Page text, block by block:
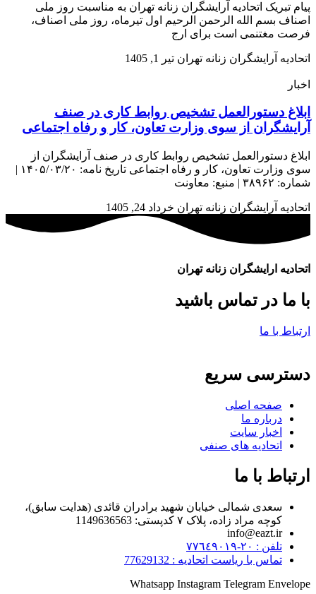
پیام تبریک اتحادیه آرایشگران زنانه تهران به مناسبت روز ملی
اصناف بسم الله الرحمن الرحیم اول تیرماه، روز ملی اصناف،
فرصت مغتنمی است برای ارج
اتحادیه آرایشگران زنانه تهران تیر 1, 1405
اخبار
ابلاغ دستورالعمل تشخیص روابط کاری در صنف
آرایشگران از سوی وزارت تعاون، کار و رفاه اجتماعی
ابلاغ دستورالعمل تشخیص روابط کاری در صنف آرایشگران از
سوی وزارت تعاون، کار و رفاه اجتماعی تاریخ نامه: ۱۴۰۵/۰۳/۲۰ |
شماره: ۳۸۹۶۲ | منبع: معاونت
اتحادیه آرایشگران زنانه تهران خرداد 24, 1405
اتحادیه ارایشگران زنانه تهران
با ما در تماس باشید
ارتباط با ما
دسترسی سریع
صفحه اصلی
درباره ما
اخبار سایت
اتحادیه های صنفی
ارتباط با ما
سعدی شمالی خیابان شهید برادران قائدی (هدایت سابق)،
کوچه مراد زاده، پلاک ۷ کدپستی: 1149636563
info@eazt.ir
تلفن : ٢٠-٧٧٦٤٩٠١٩
تماس با ریاست اتحادیه : 77629132
Whatsapp Instagram Telegram Envelope